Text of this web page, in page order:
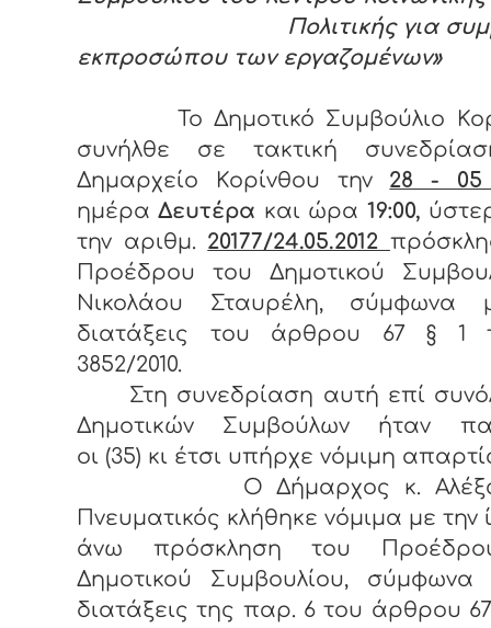
Πολιτικής για
εκπροσώπου των εργαζομένων»
Το Δημοτικό Συμβούλιο
συνήλθε σε τακτική
Δημαρχείο Κορίνθου την 28 - 05
ημέραΔευτέρα και ώρα 19:00,
την αριθμ. 20177/24.05.2012
Προέδρου του Δημοτικού
Νικολάου Σταυρέλη, σύμφωνα
διατάξεις του άρθρου 67 § 1
3852/2010.
Στη συνεδρίαση αυτή επί
Δημοτικών Συμβούλων ήταν
οι (35) κι έτσι υπήρχε νόμιμη
Ο Δήμαρχος κ.
Πνευματικός κλήθηκε νόμιμα με την
άνω πρόσκληση του
Δημοτικού Συμβουλίου, σύμφωνα
διατάξεις της παρ. 6 του άρθρου